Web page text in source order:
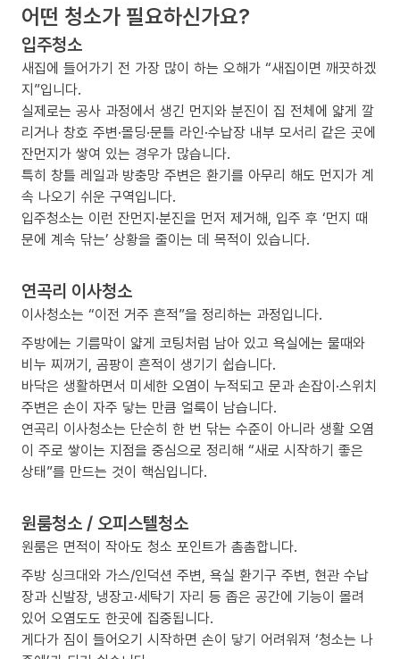
어떤 청소가 필요하신가요?
입주청소
새집에 들어가기 전 가장 많이 하는 오해가 “새집이면 깨끗하겠
지”입니다.
실제로는 공사 과정에서 생긴 먼지와 분진이 집 전체에 얇게 깔
리거나 창호 주변·몰딩·문틀 라인·수납장 내부 모서리 같은 곳에
잔먼지가 쌓여 있는 경우가 많습니다.
특히 창틀 레일과 방충망 주변은 환기를 아무리 해도 먼지가 계
속 나오기 쉬운 구역입니다.
입주청소는 이런 잔먼지·분진을 먼저 제거해, 입주 후 ‘먼지 때
문에 계속 닦는’ 상황을 줄이는 데 목적이 있습니다.
연곡리 이사청소
이사청소는 “이전 거주 흔적”을 정리하는 과정입니다.
주방에는 기름막이 얇게 코팅처럼 남아 있고 욕실에는 물때와
비누 찌꺼기, 곰팡이 흔적이 생기기 쉽습니다.
바닥은 생활하면서 미세한 오염이 누적되고 문과 손잡이·스위치
주변은 손이 자주 닿는 만큼 얼룩이 남습니다.
연곡리 이사청소는 단순히 한 번 닦는 수준이 아니라 생활 오염
이 주로 쌓이는 지점을 중심으로 정리해 “새로 시작하기 좋은
상태”를 만드는 것이 핵심입니다.
원룸청소 / 오피스텔청소
원룸은 면적이 작아도 청소 포인트가 촘촘합니다.
주방 싱크대와 가스/인덕션 주변, 욕실 환기구 주변, 현관 수납
장과 신발장, 냉장고·세탁기 자리 등 좁은 공간에 기능이 몰려
있어 오염도도 한곳에 집중됩니다.
게다가 짐이 들어오기 시작하면 손이 닿기 어려워져 ‘청소는 나